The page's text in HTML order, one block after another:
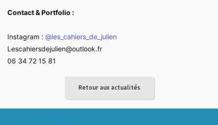
Contact & Portfolio :
Instagram : @les_cahiers_de_julien
Lescahiersdejulien@outlook.fr
06 34 72 15 81
Retour aux actualités